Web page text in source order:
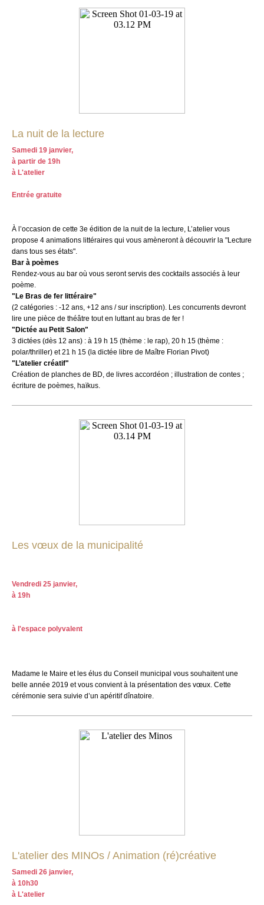
La nuit de la lecture
Samedi 19 janvier,
à partir de 19h
à L'atelier
Entrée gratuite
À l’occasion de cette 3e édition de la nuit de la lecture, L’atelier vous
propose 4 animations littéraires qui vous amèneront à découvrir la "Lecture
dans tous ses états".
Bar à poèmes
Rendez-vous au bar où vous seront servis des cocktails associés à leur
poème.
"Le Bras de fer littéraire"
(2 catégories : -12 ans, +12 ans / sur inscription). Les concurrents devront
lire une pièce de théâtre tout en luttant au bras de fer !
"Dictée au Petit Salon"
3 dictées (dès 12 ans) : à 19 h 15 (thème : le rap), 20 h 15 (thème :
polar/thriller) et 21 h 15 (la dictée libre de Maître Florian Pivot)
"L’atelier créatif"
Création de planches de BD, de livres accordéon ; illustration de contes ;
écriture de poèmes, haïkus.
Les vœux de la municipalité
Vendredi 25 janvier,
à 19h
à l'espace polyvalent
Madame le Maire et les élus du Conseil municipal vous souhaitent une
belle année 2019 et vous convient à la présentation des vœux. Cette
cérémonie sera suivie d’un apéritif dînatoire.
L'atelier des MINOs / Animation (ré)créative
Samedi 26 janvier,
à 10h30
à L'atelier